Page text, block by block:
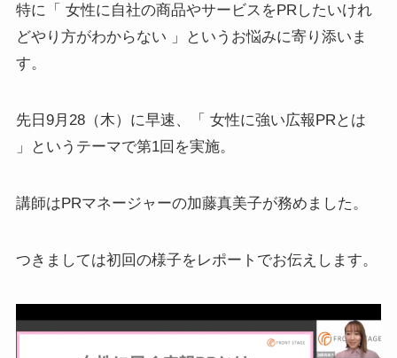
特に「 女性に自社の商品やサービスをPRしたいけれ
どやり方がわからない 」というお悩みに寄り添いま
す。
先日9月28（木）に早速、「 女性に強い広報PRとは
」というテーマで第1回を実施。
講師はPRマネージャーの加藤真美子が務めました。
つきましては初回の様子をレポートでお伝えします。